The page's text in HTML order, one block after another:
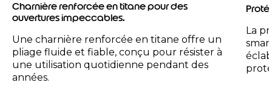
Charnière renforcée en titane pour des
ouvertures impeccables.
Une charnière renforcée en titane offre un
pliage fluide et fiable, conçu pour résister à
une utilisation quotidienne pendant des
années.
La